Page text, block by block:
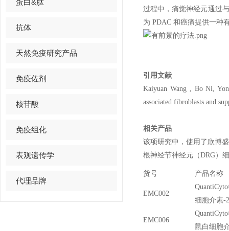
蛋白&肽
抗体
天然免疫研究产品
免疫佐剂
核苷酸
免疫组化
表观遗传学
代理品牌
过程中，痛觉神经元通过
为 PDAC 和癌痛提供一种
引用文献
Kaiyuan Wang , Bo Ni,
associated fibroblasts and
相关产品
该项研究中，使用了欣博
根神经节神经元（DRG）
货号 产品名称
EMC002
细胞介素-
EMC006
鼠白细胞